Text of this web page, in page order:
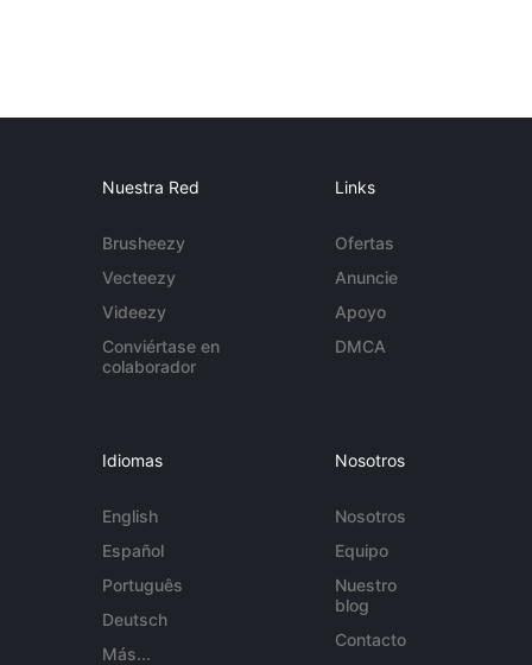
Nuestra Red
Brusheezy
Vecteezy
Videezy
Conviértase en
colaborador
Links
Ofertas
Anuncie
Apoyo
DMCA
Idiomas
English
Español
Português
Deutsch
Más...
Nosotros
Nosotros
Equipo
Nuestro
blog
Contacto